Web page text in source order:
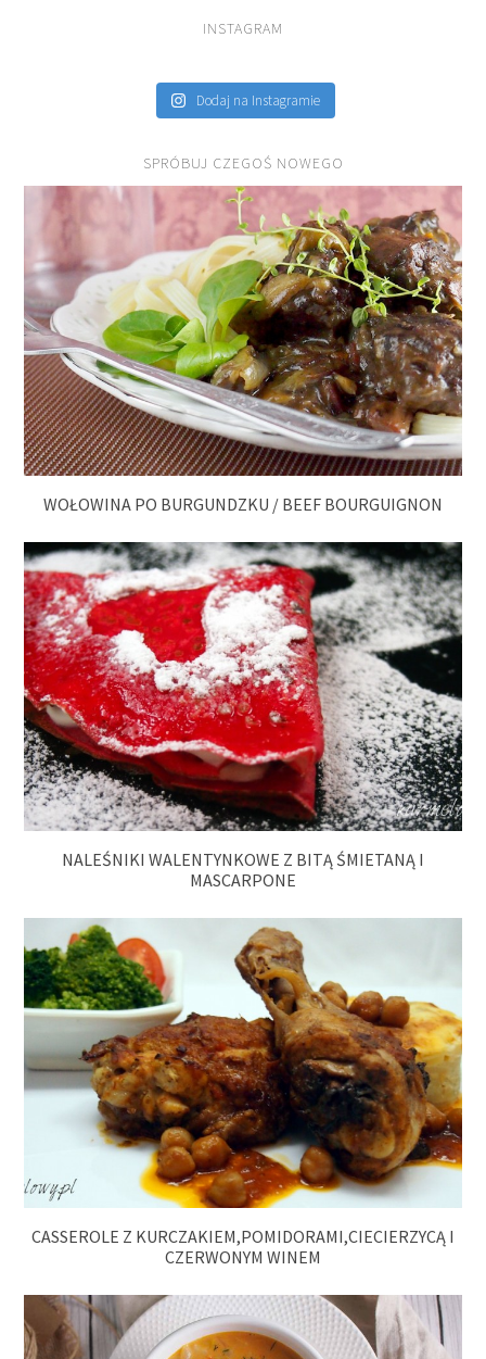
INSTAGRAM
Dodaj na Instagramie
SPRÓBUJ CZEGOŚ NOWEGO
WOŁOWINA PO BURGUNDZKU / BEEF BOURGUIGNON
NALEŚNIKI WALENTYNKOWE Z BITĄ ŚMIETANĄ I
MASCARPONE
CASSEROLE Z KURCZAKIEM,POMIDORAMI,CIECIERZYCĄ I
CZERWONYM WINEM